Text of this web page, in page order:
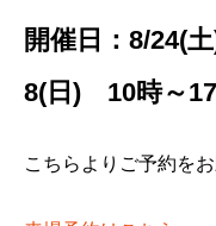
開催日：8/24(
8(日) 10時～
こちらよりご予約を